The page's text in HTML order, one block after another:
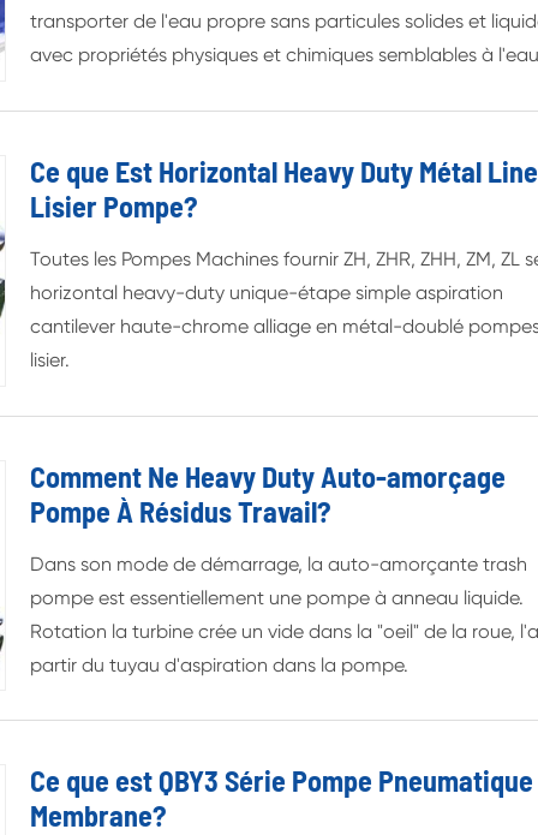
transporter de l'eau propre sans particules solides et
avec propriétés physiques et chimiques semblables à
Ce que Est Horizontal Heavy Duty Métal
Lisier Pompe?
Toutes les Pompes Machines fournir ZH, ZHR, ZHH, ZM, ZL
horizontal heavy-duty unique-étape simple aspiration
cantilever haute-chrome alliage en métal-doublé
lisier.
Comment Ne Heavy Duty Auto-amorçage
Pompe À Résidus Travail?
Dans son mode de démarrage, la auto-amorçante trash
pompe est essentiellement une pompe à anneau liquide.
Rotation la turbine crée un vide dans la "oeil" de la roue,
partir du tuyau d'aspiration dans la pompe.
Ce que est QBY3 Série Pompe Pneumatique
Membrane?